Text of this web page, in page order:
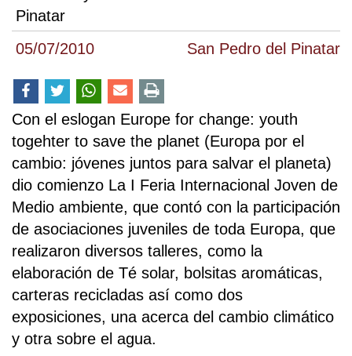
05/07/2010 San Pedro del Pinatar
Pinatar
Con el eslogan Europe for change: youth
togehter to save the planet (Europa por el
cambio: jóvenes juntos para salvar el planeta)
dio comienzo La I Feria Internacional Joven de
Medio ambiente, que contó con la participación
de asociaciones juveniles de toda Europa, que
realizaron diversos talleres, como la
elaboración de Té solar, bolsitas aromáticas,
carteras recicladas así como dos
exposiciones, una acerca del cambio climático
y otra sobre el agua.